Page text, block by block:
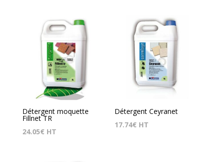
Détergent moquette
Fillnet TR
24.05€ HT
Détergent Ceyranet
17.74€ HT